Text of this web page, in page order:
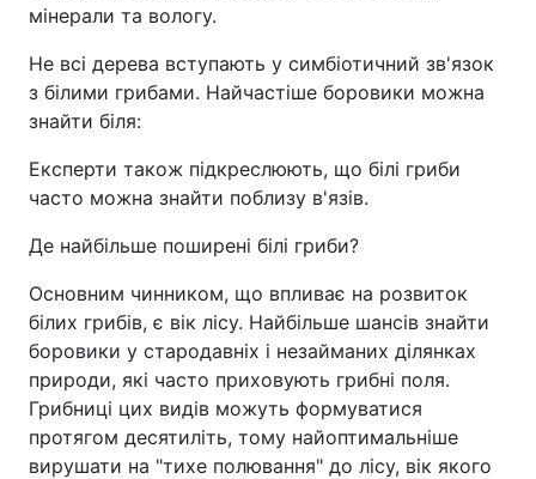
мінерали та вологу.
Не всі дерева вступають у симбіотичний зв'язок
з білими грибами. Найчастіше боровики можна
знайти біля:
Експерти також підкреслюють, що білі гриби
часто можна знайти поблизу в'язів.
Де найбільше поширені білі гриби?
Основним чинником, що впливає на розвиток
білих грибів, є вік лісу. Найбільше шансів знайти
боровики у стародавніх і незайманих ділянках
природи, які часто приховують грибні поля.
Грибниці цих видів можуть формуватися
протягом десятиліть, тому найоптимальніше
вирушати на "тихе полювання" до лісу, вік якого